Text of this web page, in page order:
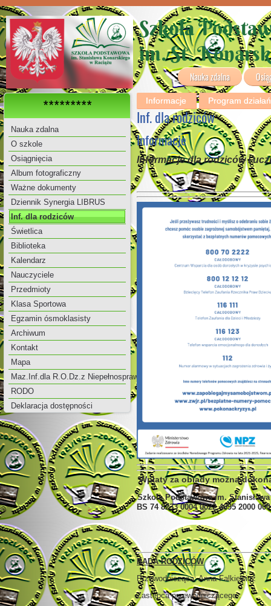
Szkoła
im. St.
Nauka zdalna
*********
Nauka zdalna
O szkole
Osiągnięcia
Album fotograficzny
Ważne dokumenty
Dziennik Synergia LIBRUS
Inf. dla rodziców
Świetlica
Biblioteka
Kalendarz
Nauczyciele
Przedmioty
Klasa Sportowa
Egzamin ósmoklasisty
Archiwum
Kontakt
Mapa
Maz.Inf.dla R.O.Dz.z Niepełnosprawnością
RODO
Deklaracja dostępności
Informacje Program
Inf. dla rodziców
Informacje
Informacje dla rodziców i
Wpłaty za obiady można
Szkoła Podstawowa im.
BS 74 8233 0004 0022 4695 2000
RADA RODZICÓW
Przewodnicząca: Anna Falkiewicz
Zastępca przewodniczącego :